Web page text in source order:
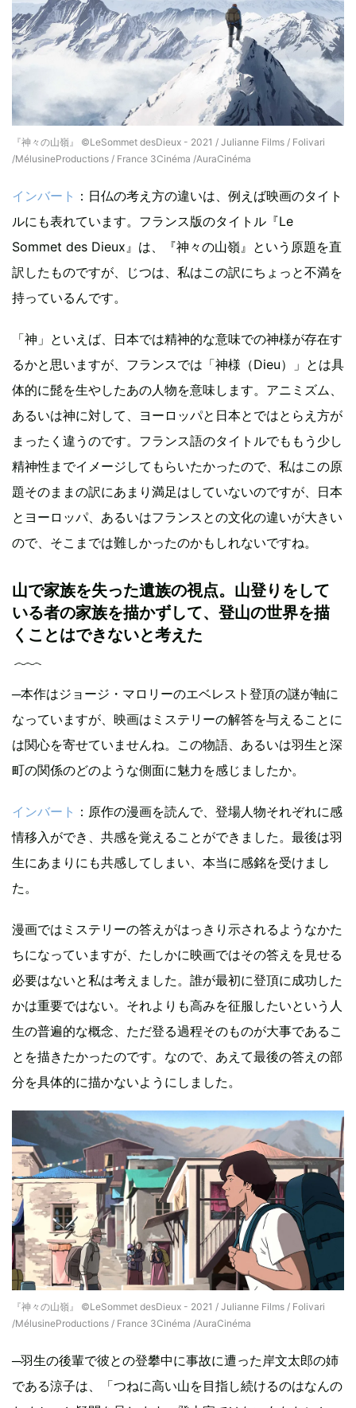
『神々の山嶺』 ©LeSommet desDieux - 2021 / Julianne Films / Folivari
/MélusineProductions / France 3Cinéma /AuraCinéma
インバート ：日仏の考え方の違いは、例えば映画のタイト
ルにも表れています。フランス版のタイトル『Le
Sommet des Dieux』は、『神々の山嶺』という原題を直
訳したものですが、じつは、私はこの訳にちょっと不満を
持っているんです。
「神」といえば、日本では精神的な意味での神様が存在す
るかと思いますが、フランスでは「神様（Dieu）」とは具
体的に髭を生やしたあの人物を意味します。アニミズム、
あるいは神に対して、ヨーロッパと日本とではとらえ方が
まったく違うのです。フランス語のタイトルでももう少し
精神性までイメージしてもらいたかったので、私はこの原
題そのままの訳にあまり満足はしていないのですが、日本
とヨーロッパ、あるいはフランスとの文化の違いが大きい
ので、そこまでは難しかったのかもしれないですね。
山で家族を失った遺族の視点。山登りをして
いる者の家族を描かずして、登山の世界を描
くことはできないと考えた
─本作はジョージ・マロリーのエベレスト登頂の謎が軸に
なっていますが、映画はミステリーの解答を与えることに
は関心を寄せていませんね。この物語、あるいは羽生と深
町の関係のどのような側面に魅力を感じましたか。
インバート ：原作の漫画を読んで、登場人物それぞれに感
情移入ができ、共感を覚えることができました。最後は羽
生にあまりにも共感してしまい、本当に感銘を受けまし
た。
漫画ではミステリーの答えがはっきり示されるようなかた
ちになっていますが、たしかに映画ではその答えを見せる
必要はないと私は考えました。誰が最初に登頂に成功した
かは重要ではない。それよりも高みを征服したいという人
生の普遍的な概念、ただ登る過程そのものが大事であるこ
とを描きたかったのです。なので、あえて最後の答えの部
分を具体的に描かないようにしました。
『神々の山嶺』 ©LeSommet desDieux - 2021 / Julianne Films / Folivari
/MélusineProductions / France 3Cinéma /AuraCinéma
─羽生の後輩で彼との登攀中に事故に遭った岸文太郎の姉
である涼子は、「つねに高い山を目指し続けるのはなんの